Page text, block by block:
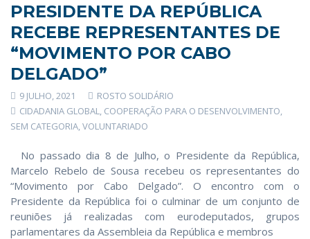
PRESIDENTE DA REPÚBLICA
RECEBE REPRESENTANTES DE
“MOVIMENTO POR CABO
DELGADO”
9 JULHO, 2021
ROSTO SOLIDÁRIO
CIDADANIA GLOBAL, COOPERAÇÃO PARA O DESENVOLVIMENTO,
SEM CATEGORIA,VOLUNTARIADO
No passado dia 8 de Julho, o Presidente da República,
Marcelo Rebelo de Sousa recebeu os representantes do
“Movimento por Cabo Delgado”. O encontro com o
Presidente da República foi o culminar de um conjunto de
reuniões já realizadas com eurodeputados, grupos
parlamentares da Assembleia da República e membros